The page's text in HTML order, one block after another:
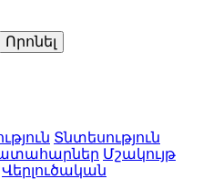
Տնտեսություն
Մշակույթ
Վերլուծական